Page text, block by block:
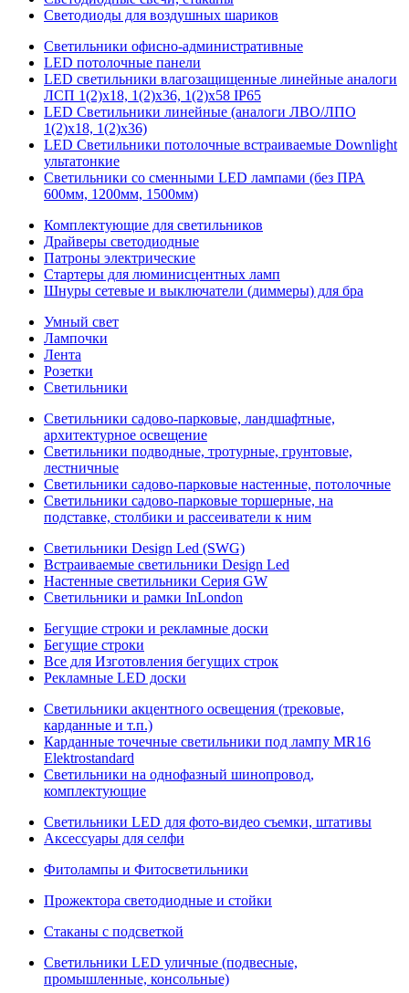
Светодиоды для воздушных шариков
Светильники офисно-административные
LED потолочные панели
LED светильники влагозащищенные линейные аналоги
ЛСП 1(2)х18, 1(2)х36, 1(2)х58 IP65
LED Светильники линейные (аналоги ЛВО/ЛПО
1(2)х18, 1(2)х36)
LED Светильники потолочные встраиваемые Downlight
ультатонкие
Светильники со сменными LED лампами (без ПРА
600мм, 1200мм, 1500мм)
Комплектующие для светильников
Драйверы светодиодные
Патроны электрические
Стартеры для люминисцентных ламп
Шнуры сетевые и выключатели (диммеры) для бра
Умный свет
Лампочки
Лента
Розетки
Светильники
Светильники садово-парковые, ландшафтные,
архитектурное освещение
Светильники подводные, тротурные, грунтовые,
лестничные
Светильники садово-парковые настенные, потолочные
Светильники садово-парковые торшерные, на
подставке, столбики и рассеиватели к ним
Светильники Design Led (SWG)
Встраиваемые светильники Design Led
Настенные светильники Серия GW
Светильники и рамки InLondon
Бегущие строки и рекламные доски
Бегущие строки
Все для Изготовления бегущих строк
Рекламные LED доски
Светильники акцентного освещения (трековые,
карданные и т.п.)
Карданные точечные светильники под лампу MR16
Elektrostandard
Светильники на однофазный шинопровод,
комплектующие
Светильники LED для фото-видео съемки, штативы
Аксессуары для селфи
Фитолампы и Фитосветильники
Прожектора светодиодные и стойки
Стаканы с подсветкой
Светильники LED уличные (подвесные,
промышленные, консольные)